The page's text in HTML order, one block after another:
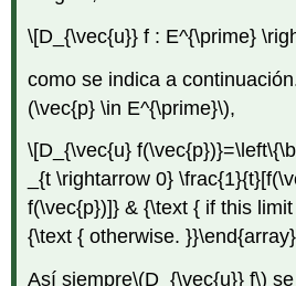
\[D_{\vec{u}} f : E^{\prime}
como se indica a
(\vec{p} \in E^{\prime}\),
\[D_{\vec{u}
_{t \rightarrow 0}
f(\vec{p})]} & {\text { if this
{\text { otherwise.
Así siempre\(D_{\vec{u}} f\)